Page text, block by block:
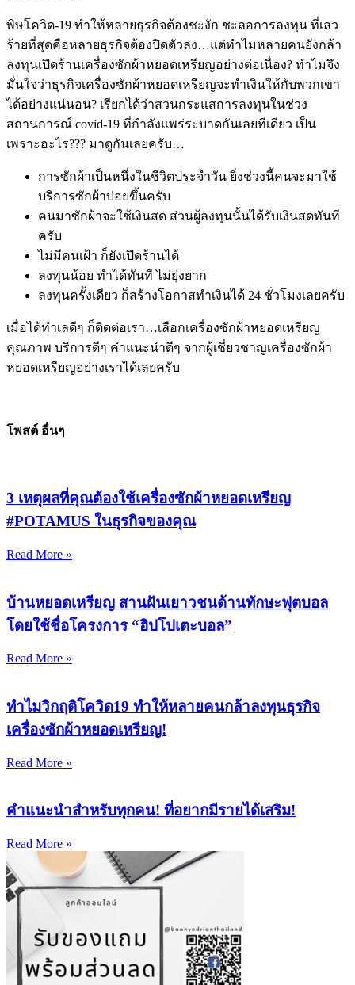
พิษโควิด-19 ทำให้หลายธุรกิจต้องชะงัก ชะลอการลงทุน ที่เลว
ร้ายที่สุดคือหลายธุรกิจต้องปิดตัวลง…แต่ทำไมหลายคนยังกล้า
ลงทุนเปิดร้านเครื่องซักผ้าหยอดเหรียญอย่างต่อเนื่อง? ทำไมจึง
มั่นใจว่าธุรกิจเครื่องซักผ้าหยอดเหรียญจะทำเงินให้กับพวกเขา
ได้อย่างแน่นอน? เรียกได้ว่าสวนกระแสการลงทุนในช่วง
สถานการณ์ covid-19 ที่กำลังแพร่ระบาดกันเลยทีเดียว เป็น
เพราะอะไร??? มาดูกันเลยครับ…
การซักผ้าเป็นหนึ่งในชีวิตประจำวัน ยิ่งช่วงนี้คนจะมาใช้
บริการซักผ้าบ่อยขึ้นครับ
คนมาซักผ้าจะใช้เงินสด ส่วนผู้ลงทุนนั้นได้รับเงินสดทันที
ครับ
ไม่มีคนเฝ้า ก็ยังเปิดร้านได้
ลงทุนน้อย ทำได้ทันที ไม่ยุ่งยาก
ลงทุนครั้งเดียว ก็สร้างโอกาสทำเงินได้ 24 ชั่วโมงเลยครับ
เมื่อได้ทำเลดีๆ ก็ติดต่อเรา…เลือกเครื่องซักผ้าหยอดเหรียญ
คุณภาพ บริการดีๆ คำแนะนำดีๆ จากผู้เชี่ยวชาญเครื่องซักผ้า
หยอดเหรียญอย่างเราได้เลยครับ
โพสต์ อื่นๆ
3 เหตุผลที่คุณต้องใช้เครื่องซักผ้าหยอดเหรียญ
#POTAMUS ในธุรกิจของคุณ
Read More »
บ้านหยอดเหรียญ สานฝันเยาวชนด้านทักษะฟุตบอล
โดยใช้ชื่อโครงการ “ฮิปโปเตะบอล”
Read More »
ทำไมวิกฤติโควิด19 ทำให้หลายคนกล้าลงทุนธุรกิจ
เครื่องซักผ้าหยอดเหรียญ!
Read More »
คำแนะนำสำหรับทุกคน! ที่อยากมีรายได้เสริม!
Read More »